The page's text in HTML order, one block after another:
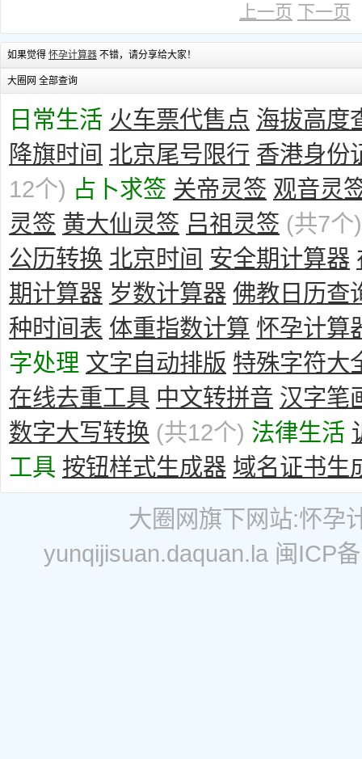
上一页 下一页
如果觉得 怀孕计算器 不错，请分享给大家！
大圈网 全部查询
日常生活 火车票代售点 海拔高度
降旗时间 北京尾号限行 香港身份
12个) 占卜求签 关帝灵签 观音灵
灵签 黄大仙灵签 吕祖灵签 (共7个)
公历转换 北京时间 安全期计算器
期计算器 岁数计算器 佛教日历查
种时间表 体重指数计算 怀孕计算
字处理 文字自动排版 特殊字符大
在线去重工具 中文转拼音 汉字笔
数字大写转换 (共12个) 法律生活
工具 按钮样式生成器 域名证书生
大圈网旗下网站:怀孕
yunqijisuan.daquan.la 闽ICP